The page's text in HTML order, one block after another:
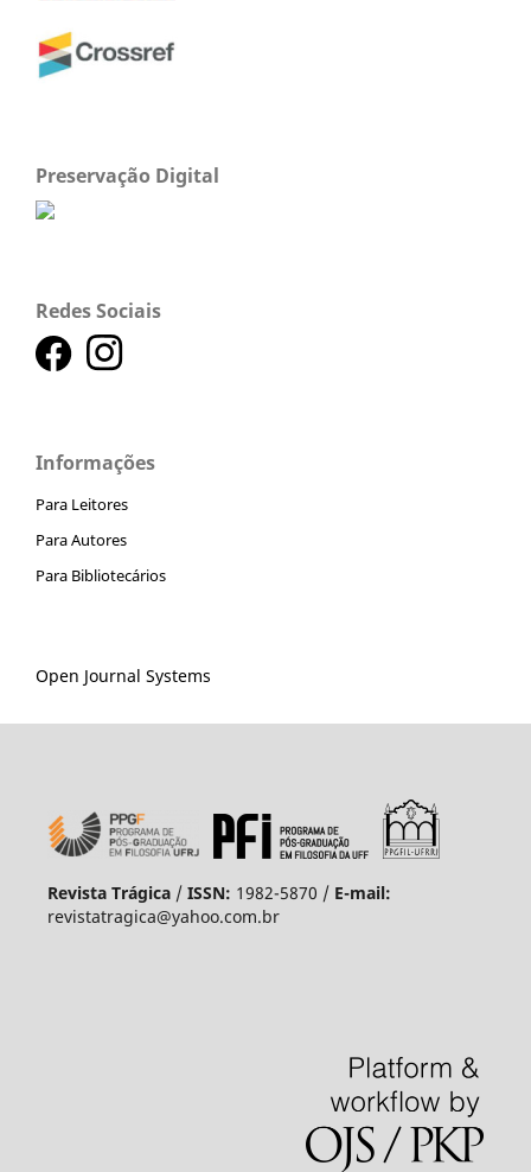
Preservação Digital
Redes Sociais
Informações
Para Leitores
Para Autores
Para Bibliotecários
Open Journal Systems
Revista Trágica/ ISSN: 1982-5870 / E-mail:
revistatragica@yahoo.com.br